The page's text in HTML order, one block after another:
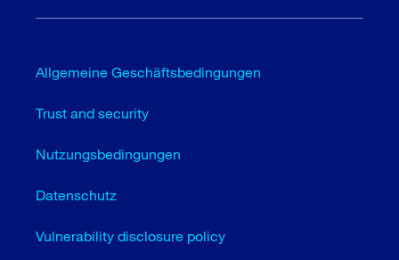
Allgemeine Geschäftsbedingungen
Trust and security
Nutzungsbedingungen
Datenschutz
Vulnerability disclosure policy